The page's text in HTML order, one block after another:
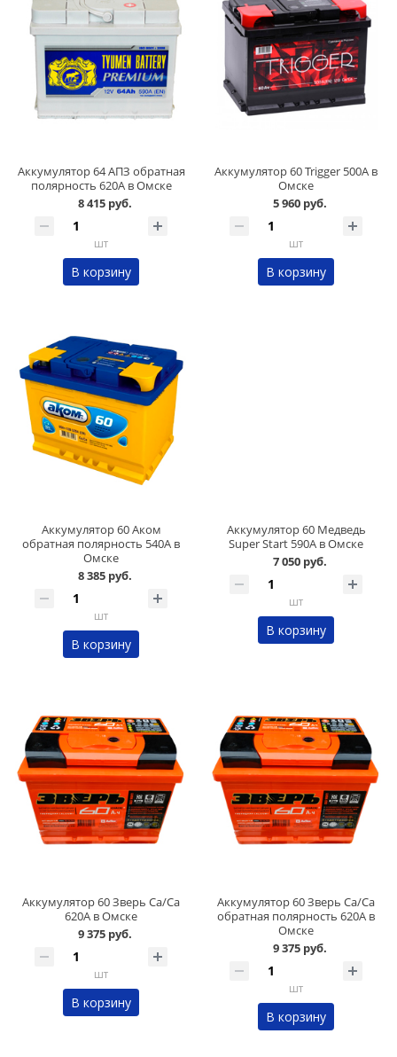
Аккумулятор 64 АПЗ обратная
полярность 620А в Омске
8 415 руб.
шт
В корзину
Аккумулятор 60 Trigger 500А в
Омске
5 960 руб.
шт
В корзину
Аккумулятор 60 Аком
обратная полярность 540А в
Омске
8 385 руб.
шт
В корзину
Аккумулятор 60 Медведь
Super Start 590А в Омске
7 050 руб.
шт
В корзину
Аккумулятор 60 Зверь Ca/Ca
620А в Омске
9 375 руб.
шт
В корзину
Аккумулятор 60 Зверь Ca/Ca
обратная полярность 620А в
Омске
9 375 руб.
шт
В корзину